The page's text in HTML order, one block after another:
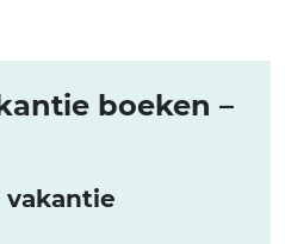
boeken –
vakantie